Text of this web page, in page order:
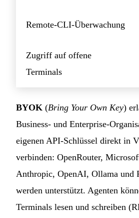
Remote-CLI-Überwachung
Zugriff auf offene
Terminals
BYOK (Bring Your Own Key)
Business- und Enterprise-
eigenen API-Schlüssel direkt in
verbinden: OpenRouter,
Anthropic, OpenAI, Ollama und
werden unterstützt. Agenten
Terminals lesen und schreiben